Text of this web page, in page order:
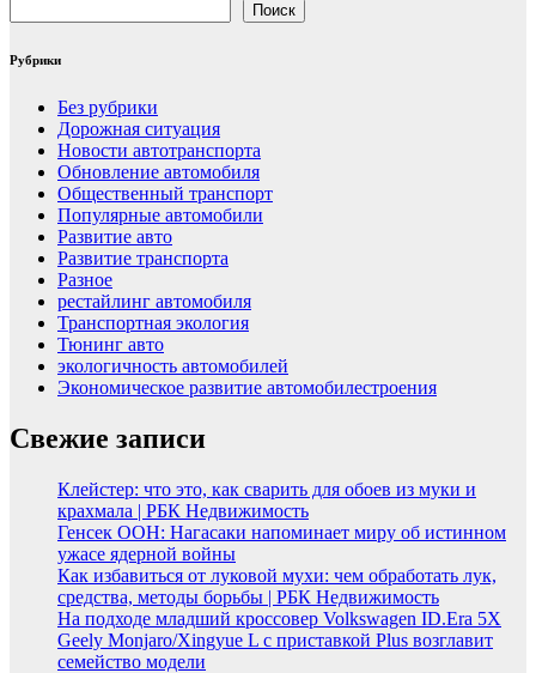
Поиск
Рубрики
Без рубрики
Дорожная ситуация
Новости автотранспорта
Обновление автомобиля
Общественный транспорт
Популярные автомобили
Развитие авто
Развитие транспорта
Разное
рестайлинг автомобиля
Транспортная экология
Тюнинг авто
экологичность автомобилей
Экономическое развитие автомобилестроения
Свежие записи
Клейстер: что это, как сварить для обоев из муки и
крахмала | РБК Недвижимость
Генсек ООН: Нагасаки напоминает миру об истинном
ужасе ядерной войны
Как избавиться от луковой мухи: чем обработать лук,
средства, методы борьбы | РБК Недвижимость
На подходе младший кроссовер Volkswagen ID.Era 5X
Geely Monjaro/Xingyue L с приставкой Plus возглавит
семейство модели